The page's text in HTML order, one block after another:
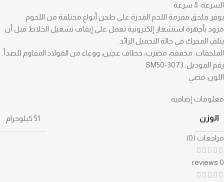
السرعة: 8 سرعة
يوفر ملحق مفرمة اللحم القدرة على طحن أنواع مختلفة من اللحوم.
مزود بأجهزة استشعار إلكترونية تعمل على إيقاف تشغيل الخلاط قبل أن
يتلف المحرك في حالة التحميل الزائد.
الملحقات: مخفقة، مضرب، خطاف عجين، ووعاء من الفولاذ المقاوم للصدأ.
رقم الموديل: SM50-3073
اللون: فضي
معلومات إضافية
الوزن 51 كيلوجرام
مراجعات (0)
0 reviews